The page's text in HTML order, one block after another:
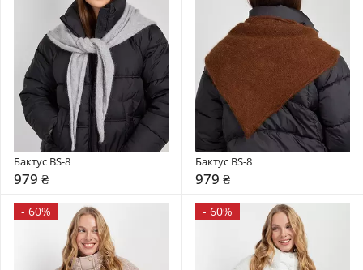
Бактус BS-8
979 ₴
Бактус BS-8
979 ₴
- 60% - 60%